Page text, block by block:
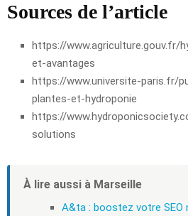
Sources de l’article
https://www.agriculture.gouv.fr/
et-avantages
https://www.universite-paris.fr/
plantes-et-hydroponie
https://
solutions
À lire aussi à Marseille
A&ta : boostez votre SEO